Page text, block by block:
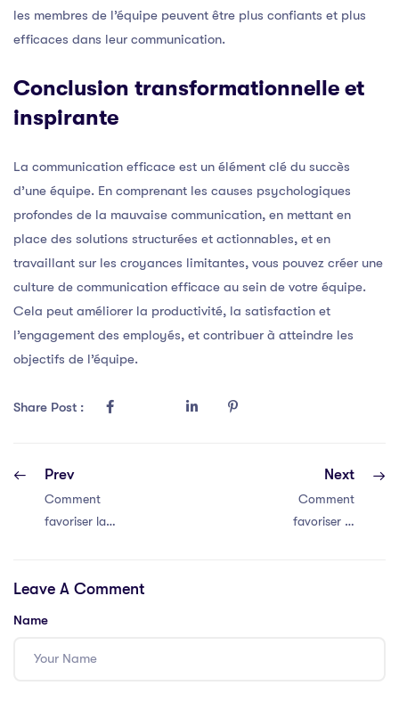
les membres de l’équipe peuvent être plus confiants et plus
efficaces dans leur communication.
Conclusion transformationnelle et
inspirante
La communication efficace est un élément clé du succès
d’une équipe. En comprenant les causes psychologiques
profondes de la mauvaise communication, en mettant en
place des solutions structurées et actionnables, et en
travaillant sur les croyances limitantes, vous pouvez créer une
culture de communication efficace au sein de votre équipe.
Cela peut améliorer la productivité, la satisfaction et
l’engagement des employés, et contribuer à atteindre les
objectifs de l’équipe.
Share Post :
Prev
Comment
favoriser la
de votre équipe
Next
Comment
favoriser la
Leave A Comment
Name